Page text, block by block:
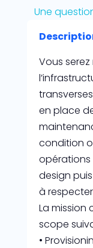
Une
Vous
en place
condition
opérations
design
à
La mission
scope
•